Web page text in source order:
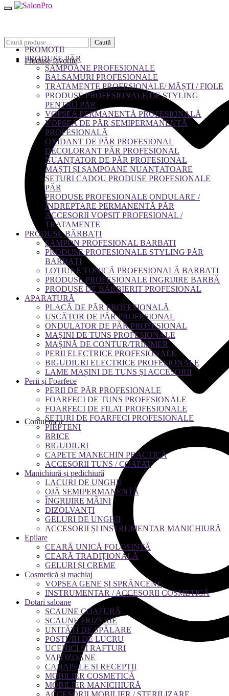
Caută
după:
Caută
Produse favorite
Contul meu
PROMOȚII
PRODUSE PĂR
ȘAMPOANE PROFESIONALE
BALSAMURI PROFESIONALE
TRATAMENTE PROFESIONALE/ MĂȘTI / FIOLE
PRODUSE PROFESIONALE DE STYLING
PENTRU PĂR
VOPSEA PERMANENTĂ PROFESIONALĂ
VOPSEA DE PĂR SEMIPERMANENTĂ
PROFESIONALĂ
OXIDANT DE PĂR PROFESIONAL
DECOLORANT PĂR PROFESIONAL
NUANȚATOR DE PĂR PROFESIONAL
MAȘTI ȘI ȘAMPOANE NUANȚATOARE
SETURI CADOU PRODUSE PROFESIONALE
PĂR
PRODUSE PROFESIONALE ONDULARE /
ÎNDREPTARE PERMANENTĂ PĂR
ACCESORII VOPSIT PROFESIONAL /
TRATAMENTE
PRODUSE BĂRBAȚI
ȘAMPON PROFESIONAL BARBATI
PRODUSE PROFESIONALE STYLING PĂR
BARBAȚI
LOȚIUNE TONICĂ PROFESIONALĂ BARBAȚI
PRODUSE PROFESIONALE INGRIJIRE BARBĂ
PRODUSE DE BĂRBIERIT PROFESIONAL
APARATURĂ
PLACĂ DE PĂR PROFESIONALĂ
USCĂTOR DE PĂR PROFESIONAL
ONDULATOR DE PĂR PROFESIONAL
MAȘINI DE TUNS PROFESIONALE
MAȘINĂ DE CONTUR/TRIMMER
PERII ELECTRICE PROFESIONALE
BIGUDIURI ELECTRICE PROFESIONALE
LAME MAȘINI DE TUNS ȘI ACCESORII
Perii și Foarfece
PERII DE PĂR PROFESIONALE
FOARFECI DE TUNS PROFESIONALE
FOARFECI DE FILAT PROFESIONALE
SETURI DE FOARFECI PROFESIONALE
PIEPTENI
BRICE
BIGUDIURI
CAPETE MANECHIN PRACTICĂ
ACCESORII TUNS / COAFAT
Manichiură și pedichiură
LACURI DE UNGHII
OJĂ SEMIPERMANENTĂ
ÎNGRIJIRE MÂINI
DIZOLVANȚI
GELURI DE UNGHII
ACCESORII ȘI INSTRUMENTAR MANICHIURĂ
Epilare
CEARĂ UNICĂ FOLOSINTĂ
CEARĂ TRADIȚIONALĂ
GELURI ȘI CREME
Cosmetică și machiaj
VOPSEA GENE ȘI SPRÂNCENE
INSTRUMENTAR / ACCESORII COSMETICĂ
Dotari saloane
SCAUNE COAFURĂ
SCAUNE FRIZERIE
UNITĂȚI DE SPĂLARE
POSTURI DE LUCRU
UCENICI ȘI RAFTURI
VAPOZOANE
CANAPELE ȘI RECEPȚII
MOBILIER COSMETICĂ
MOBILIER MANICHIURĂ
ACCESORII MOBILIER / STERILIZARE